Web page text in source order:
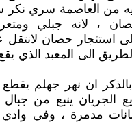
من العاصمة سري نكر
، لانه جبلي
استئجار حصان لانتقل
الى المعبد الذي
ان نهر جهلم
ينبع من جبال
مدمرة ، وفي وادي